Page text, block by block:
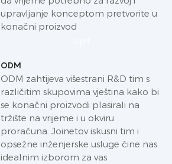
upravljanje konceptom pretvorite u
konačni proizvod
ODM
ODM zahtijeva višestrani R&D tim s
različitim skupovima vještina kako bi
se konačni proizvodi plasirali na
tržište na vrijeme i u okviru
proračuna. Joinetov iskusni tim i
opsežne inženjerske usluge čine nas
idealnim izborom za vas